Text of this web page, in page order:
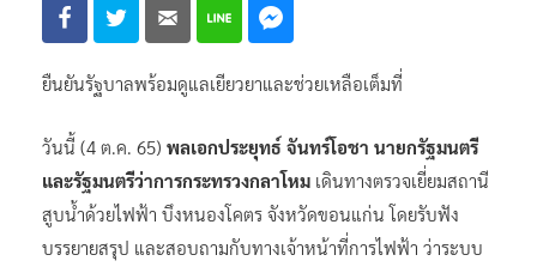
ยืนยันรัฐบาลพร้อมดูแลเยียวยาและช่วยเหลือเต็มที่
วันนี้ (4 ต.ค. 65) พลเอกประยุทธ์ จันทร์โอชา นายกรัฐมนตรี
และรัฐมนตรีว่าการกระทรวงกลาโหม เดินทางตรวจเยี่ยมสถานี
สูบน้ำด้วยไฟฟ้า บึงหนองโคตร จังหวัดขอนแก่น โดยรับฟัง
บรรยายสรุป และสอบถามกับทางเจ้าหน้าที่การไฟฟ้า ว่าระบบ